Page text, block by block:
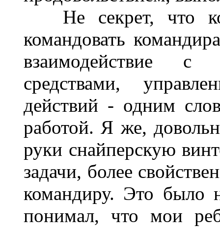
Не секрет, что
командовать
взаимодействие
средствами,
действий - одним
работой. Я же,
руки снайперскую
задачи, более
командиру. Это было
понимал, что мои